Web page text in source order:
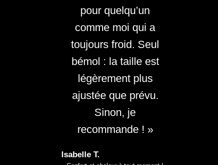
pour quelqu’un
comme moi qui a
toujours froid. Seul
bémol : la taille est
légèrement plus
ajustée que prévu.
Sinon, je
recommande ! »
Isabelle T.